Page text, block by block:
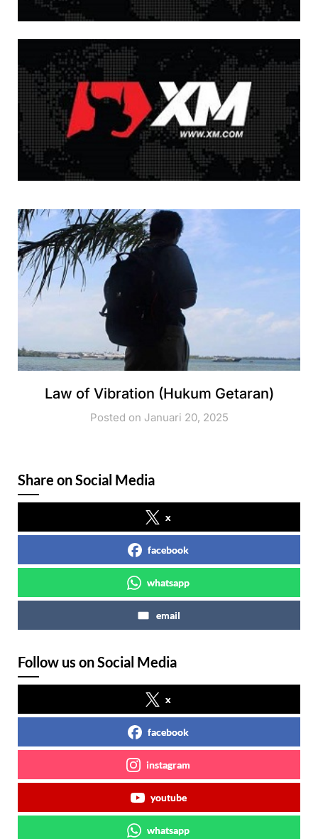
Law of Vibration (Hukum Getaran)
Posted on Januari 20, 2025
Share on Social Media
x
facebook
whatsapp
email
Follow us on Social Media
x
facebook
instagram
youtube
whatsapp